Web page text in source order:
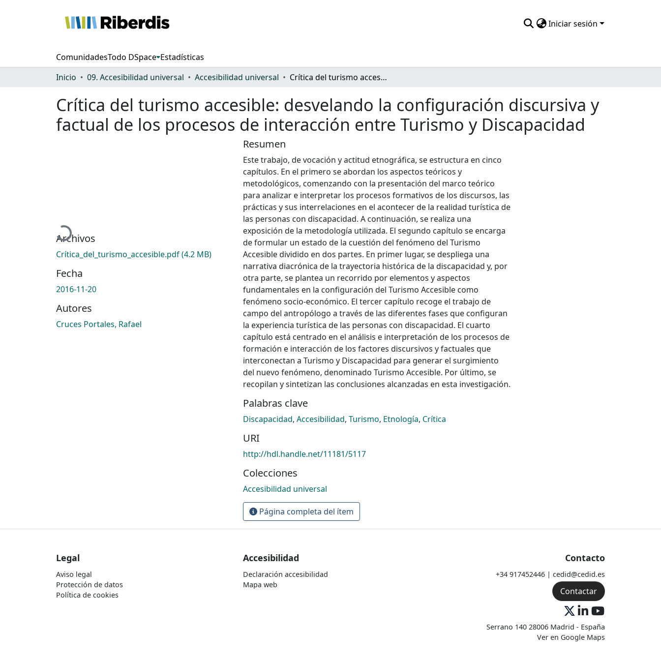
Iniciar sesión
ComunidadesTodo DSpace Estadísticas
Inicio
09. Accesibilidad universal Accesibilidad universal Crítica del turismo accesible: desvelando la configuración discursiva y factual de los procesos de interacción entre Turismo y Discapacidad
Crítica del turismo accesible: desvelando la configuración discursiva y
factual de los procesos de interacción entre Turismo y Discapacidad
Cargando...
Archivos
Crítica_del_turismo_accesible.pdf(4.2 MB)
Fecha
2016-11-20
Autores
Cruces Portales, Rafael
Resumen
Este trabajo, de vocación y actitud etnográfica, se estructura en cinco
capítulos. En el primero se abordan los aspectos teóricos y
metodológicos, comenzando con la presentación del marco teórico
para analizar e interpretar los procesos formativos de los discursos, las
prácticas y sus interrelaciones en el acontecer de la realidad turística de
las personas con discapacidad. A continuación, se realiza una
exposición de la metodología utilizada. El segundo capítulo se encarga
de formular un estado de la cuestión del fenómeno del Turismo
Accesible dividido en dos partes. En primer lugar, se despliega una
narrativa diacrónica de la trayectoria histórica de la discapacidad y, por
otra parte, se plantea un recorrido por elementos y aspectos
fundamentales en la configuración del Turismo Accesible como
fenómeno socio-económico. El tercer capítulo recoge el trabajo de
campo del antropólogo a través de las diferentes fases que configuran
la experiencia turística de las personas con discapacidad. El cuarto
capítulo está centrado en el análisis e interpretación de los procesos de
formación e interacción de los factores discursivos y factuales que
interconectan a Turismo y Discapacidad para generar el surgimiento
del nuevo fenómeno, denominado Turismo Accesible. Por último, se
recopilan y sintetizan las conclusiones alcanzadas en esta investigación.
Palabras clave
Discapacidad, Accesibilidad, Turismo, Etnología, Crítica
URI
http://hdl.handle.net/11181/5117
Colecciones
Accesibilidad universal
Página completa del ítem
Legal
Aviso legal
Protección de datos
Política de cookies
Accesibilidad
Declaración accesibilidad
Mapa web
Contacto
+34 917452446 | cedid@cedid.es
Contactar
Serrano 140 28006 Madrid - España
Ver en Google Maps